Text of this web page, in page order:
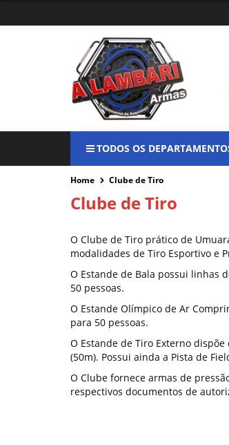
TODOS OS
Home Clube de Tiro
Clube de Tiro
O Clube de Tiro prático de
modalidades de Tiro Esportivo e
O Estande de Bala possui linhas
50 pessoas.
O Estande Olímpico de Ar
para 50 pessoas.
O Estande de Tiro Externo
(50m). Possui ainda a Pista de
O Clube fornece armas de
respectivos documentos de